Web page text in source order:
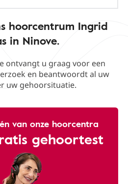
hoorcentrum Ingrid
in Ninove.
ontvangt u graag voor een
en beantwoordt al uw
uw gehoorsituatie.
van onze hoorcentra
gehoortest